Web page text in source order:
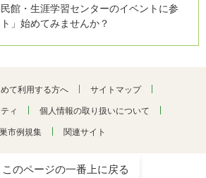
館・生涯学習センターのイベントに参
」始めてみませんか？
て利用する方へ サイトマップ
ィ 個人情報の取り扱いについて
市例規集 関連サイト
このページの一番上に戻る